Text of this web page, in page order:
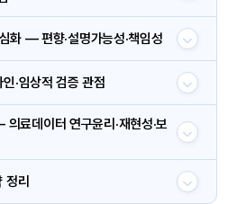
화 — 편향·설명가능성·책임성
·임상적 검증 관점
료데이터 연구윤리·재현성·보
정리